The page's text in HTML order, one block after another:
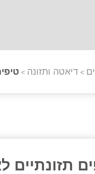
>דיאטה ותזונה >
תזונתיים